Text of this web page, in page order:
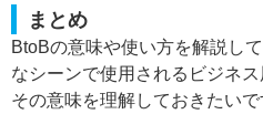
まとめ
BtoBの意味や使い方を解説し
なシーンで使用されるビジネ
その意味を理解しておきたいで